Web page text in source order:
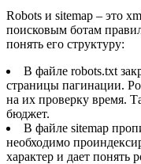
Robots и sitemap – это
поисковым ботам
понять его структуру:
В файле robots.txt
страницы пагинации.
на их проверку время.
бюджет.
В файле sitemap
необходимо
характер и дает понять